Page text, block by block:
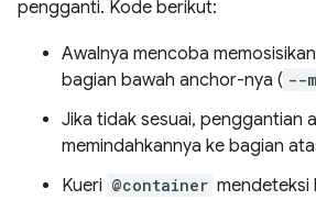
pengganti. Kode berikut:
Awalnya mencoba memosisikan
bagian bawah anchor-nya ( --
Jika tidak sesuai, penggantian
memindahkannya ke bagian
Kueri @container mendeteksi